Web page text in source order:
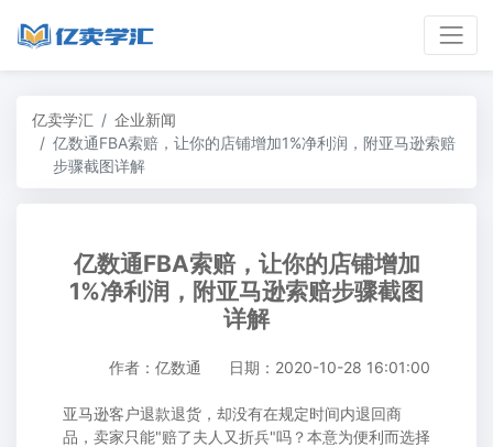
亿卖学汇
企业新闻
亿数通FBA索赔，让你的店铺增加1%净利润，附亚马逊索赔
步骤截图详解
亿数通FBA索赔，让你的店铺增加
1%净利润，附亚马逊索赔步骤截图
详解
作者：亿数通 日期：2020-10-28 16:01:00
亚马逊客户退款退货，却没有在规定时间内退回商
品，卖家只能"赔了夫人又折兵"吗？本意为便利而选择